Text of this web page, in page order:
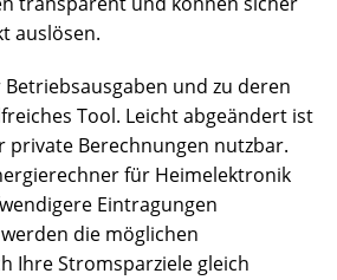
auslösen.
und zu deren
Tool. Leicht abgeändert ist
private Berechnungen nutzbar.
für Heimelektronik
Eintragungen
die möglichen
Ihre Stromsparziele gleich